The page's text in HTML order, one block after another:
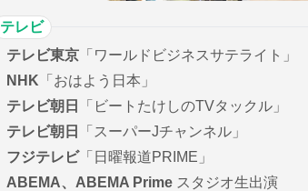
テレビ
テレビ東京 「ワールドビジネスサテライト」
NHK 「おはよう日本」
テレビ朝日
「ビートたけしのTVタックル」
テレビ朝日
「スーパーJチャンネル」
フジテレビ「日曜報道PRIME」
ABEMA、ABEMA Prime スタジオ生出演